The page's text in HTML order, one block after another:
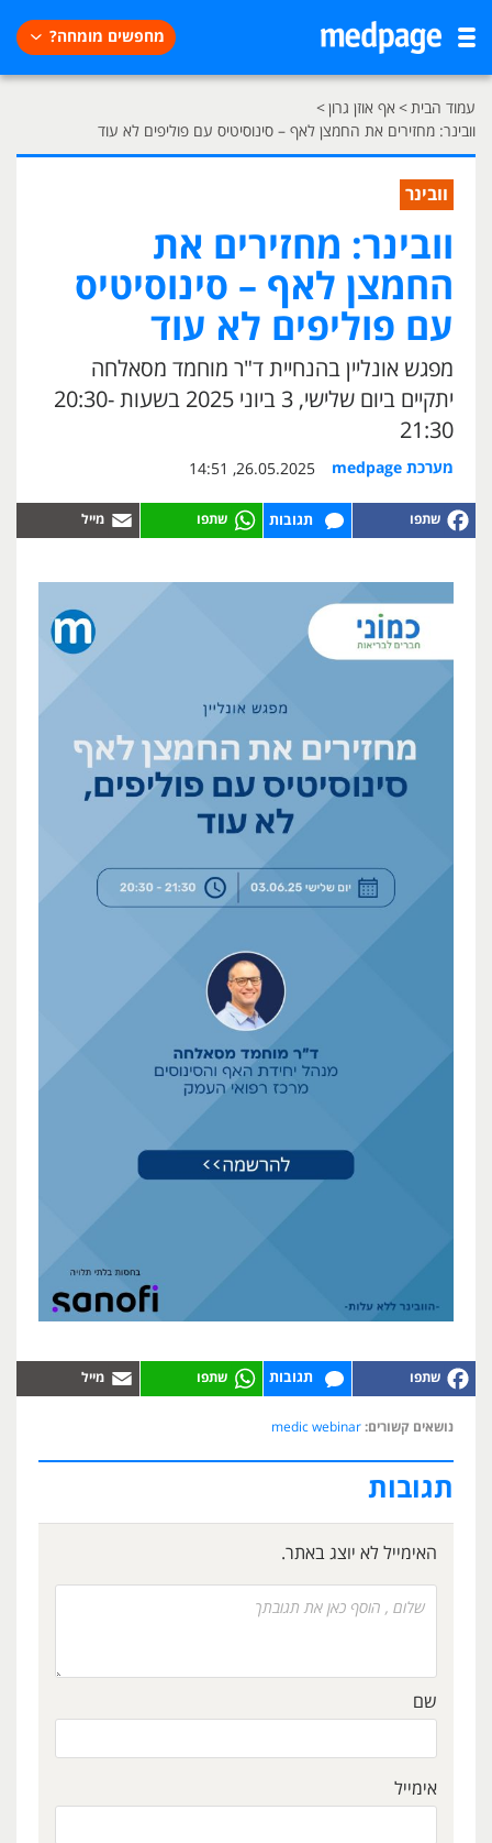
מחפשים מומחה?
עמוד הבית> אף אוזן גרון>
וובינר: מחזירים את החמצן לאף – סינוסיטיס עם פוליפים לא עוד
וובינר
וובינר: מחזירים את
החמצן לאף – סינוסיטיס
עם פוליפים לא עוד
מפגש אונליין בהנחיית ד"ר מוחמד מסאלחה
יתקיים ביום שלישי, 3 ביוני 2025 בשעות 20:30-
21:30
מערכת medpage 26.05.2025, 14:51
תגובות
תגובות
נושאים קשורים: medic webinar
תגובות
האימייל לא יוצג באתר.
שם
אימייל